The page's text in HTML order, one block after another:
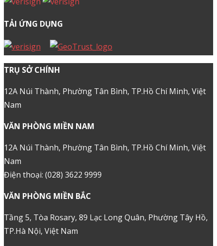
TẢI ỨNG DỤNG
TRỤ SỞ CHÍNH
12A Núi Thành, Phường Tân Bình, TP.Hồ Chí Minh, Việt
Nam
VĂN PHÒNG MIỀN NAM
12A Núi Thành, Phường Tân Bình, TP.Hồ Chí Minh, Việt
Nam
Điện thoại: (028) 3622 9999
VĂN PHÒNG MIỀN BẮC
Tầng 5, Tòa Rosary, 89 Lạc Long Quân, Phường Tây Hồ,
TP.Hà Nội, Việt Nam